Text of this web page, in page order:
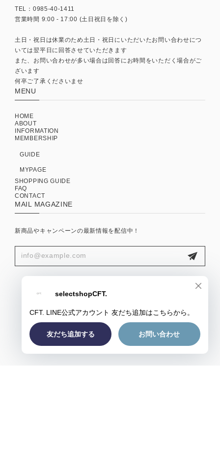
TEL：0985-40-1411
営業時間 9:00 - 17:00 (土日祝日を除く)
土日・祝日は休業のため土日・祝日にいただいたお問い合わせにつ
いては翌平日に回答させていただきます
また、お問い合わせが多い場合は回答にお時間をいただく場合がご
ざいます
何卒ご了承くださいませ
MENU
HOME
ABOUT
INFORMATION
MEMBERSHIP
GUIDE
MYPAGE
SHOPPING GUIDE
FAQ
CONTACT
MAIL MAGAZINE
新商品やキャンペーンの最新情報を配信中！